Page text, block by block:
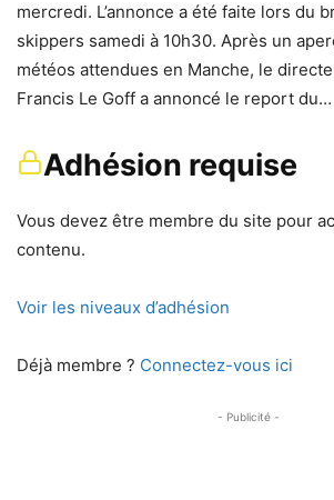
mercredi. L’annonce a été faite lors du
skippers samedi à 10h30. Après un
météos attendues en Manche, le
Francis Le Goff a annoncé le report du…
Adhésion requise
Vous devez être membre du site pour
contenu.
Voir les niveaux d’adhésion
Déjà membre ? Connectez-vous ici
- Publicité -